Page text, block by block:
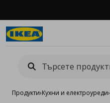
Продукти›Кухни и електроуреди›